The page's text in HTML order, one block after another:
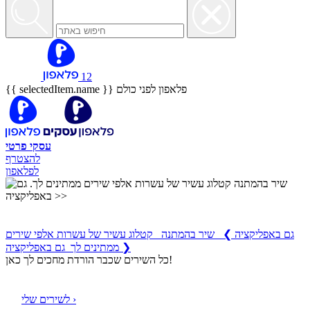
12
{{ selectedItem.name }} פלאפון לפני כולם
עסקי פרטי
להצטרף
לפלאפון
גם באפליקציה ❯
שיר בהמתנה קטלוג עשיר של עשרות אלפי שירים
ממתינים לך גם באפליקציה ❯
כל השירים שכבר הורדת מחכים לך כאן!
לשירים שלי ›